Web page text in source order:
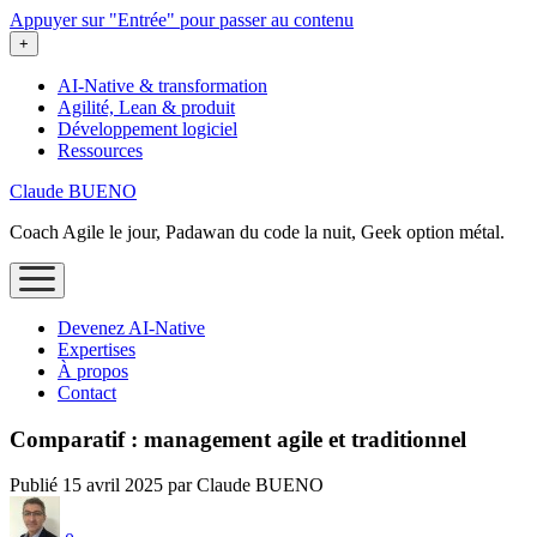
Appuyer sur "Entrée" pour passer au contenu
ouvrir
le
+
AI-Native & transformation
Agilité, Lean & produit
Développement logiciel
Ressources
Claude BUENO
Coach Agile le jour, Padawan du code la nuit, Geek option métal.
ouvrir
le
Devenez AI‑Native
Expertises
À propos
Contact
Comparatif : management agile et traditionnel
Publié 15 avril 2025 par Claude BUENO